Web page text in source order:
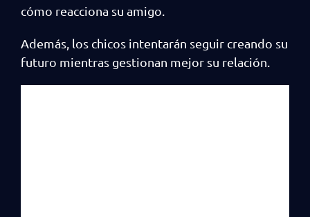
cómo reacciona su amigo.
Además, los chicos intentarán seguir creando su
futuro mientras gestionan mejor su relación.